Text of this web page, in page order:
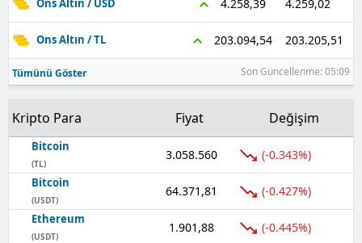
Ons Altın / USD 4.258,39 4.259,02
Ons Altın / TL 203.094,54 203.205,51
Tümünü Göster Son Güncellenme: 05:09
Kripto Para Fiyat Değişim
Bitcoin
(TL)
3.058.560 (-0.343%)
Bitcoin
(USDT)
64.371,81 (-0.427%)
Ethereum
(USDT)
1.901,88 (-0.445%)